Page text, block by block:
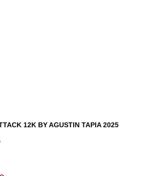
12K BY AGUSTIN TAPIA 2025